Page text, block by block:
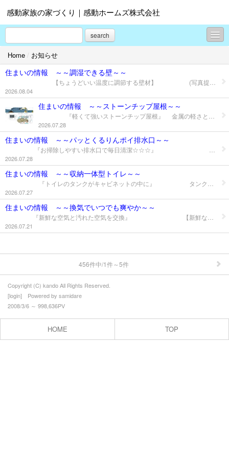
感動家族の家づくり｜感動ホームズ株式会社
search
お知らせ
地域レポート
現場レポート
新築住宅事例集
水廻りのリフォーム事例集
屋内のリフォーム事例集
外廻りのリフォーム事例集
土地・建売情報
家づくりＱ＆Ａ
Home / お知らせ
住まいの情報 ～～調湿できる壁～～
2026.08.04
住まいの情報 ～～ストーンチップ屋根～～
2026.07.28
住まいの情報 ～～パッとくるりんポイ排水口～～
2026.07.28
住まいの情報 ～～収納一体型トイレ～～
2026.07.27
住まいの情報 ～～換気でいつでも爽やか～～
2026.07.21
456件中/1件～5件
Copyright (C) kando All Rights Reserved.
[login] Powered by samidare
2008/3/6 ～ 998,636PV
HOME TOP